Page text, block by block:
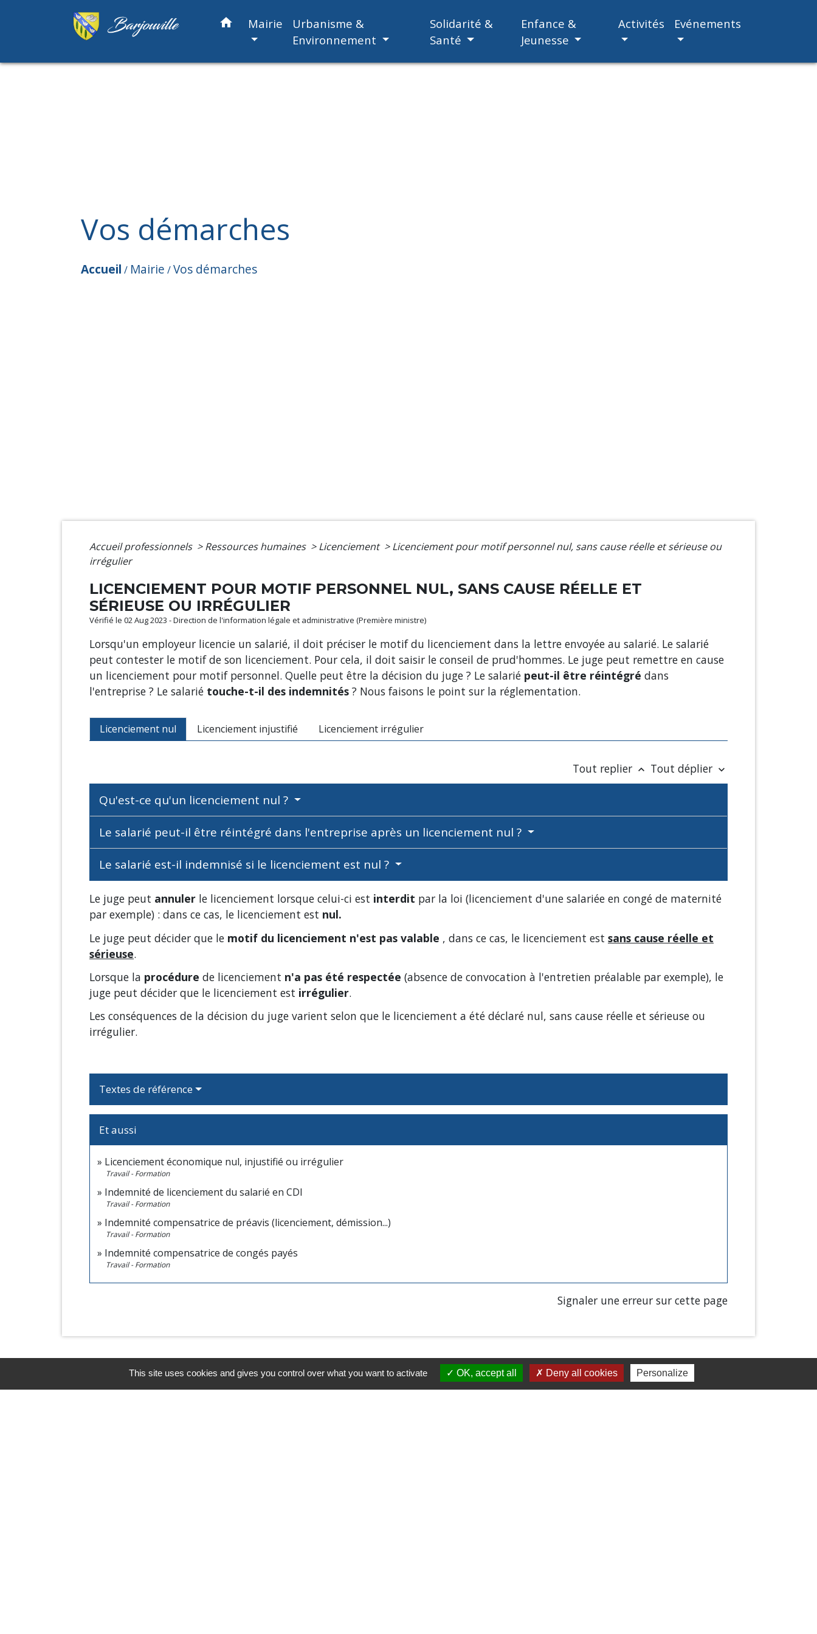
home Mairie
Urbanisme &
Environnement
Solidarité &
Santé
Enfance &
Jeunesse
Activités Evénements
Vos démarches
Accueil / Mairie /Vos démarches
Accueil professionnels > Ressources humaines > Licenciement > Licenciement pour motif personnel nul, sans cause réelle et sérieuse ou
irrégulier
LICENCIEMENT POUR MOTIF PERSONNEL NUL, SANS CAUSE RÉELLE ET
SÉRIEUSE OU IRRÉGULIER
Vérifié le 02 Aug 2023 - Direction de l'information légale et administrative (Première ministre)
Lorsqu'un employeur licencie un salarié, il doit préciser le motif du licenciement dans la lettre envoyée au salarié. Le salarié
peut contester le motif de son licenciement. Pour cela, il doit saisir le conseil de prud'hommes. Le juge peut remettre en cause
un licenciement pour motif personnel. Quelle peut être la décision du juge ? Le salarié peut-il être réintégré dans
l'entreprise ? Le salarié touche-t-il des indemnités ? Nous faisons le point sur la réglementation.
Licenciement nul Licenciement injustifié Licenciement irrégulier
Tout replier keyboard_arrow_up Tout déplier keyboard_arrow_down
Qu'est-ce qu'un licenciement nul ?
Le salarié peut-il être réintégré dans l'entreprise après un licenciement nul ?
Le salarié est-il indemnisé si le licenciement est nul ?
Le juge peut annuler le licenciement lorsque celui-ci est interdit par la loi (licenciement d'une salariée en congé de maternité
par exemple) : dans ce cas, le licenciement est nul.
Le juge peut décider que le motif du licenciement n'est pas valable , dans ce cas, le licenciement est sans cause réelle et
sérieuse.
Lorsque la procédure de licenciement n'a pas été respectée (absence de convocation à l'entretien préalable par exemple), le
juge peut décider que le licenciement est irrégulier.
Les conséquences de la décision du juge varient selon que le licenciement a été déclaré nul, sans cause réelle et sérieuse ou
irrégulier.
Textes de référence
Et aussi
Licenciement économique nul, injustifié ou irrégulier
Travail - Formation
Indemnité de licenciement du salarié en CDI
Travail - Formation
Indemnité compensatrice de préavis (licenciement, démission...)
Travail - Formation
Indemnité compensatrice de congés payés
Travail - Formation
Signaler une erreur sur cette page
This site uses cookies and gives you control over what you want to activate OK, accept all Deny all cookies Personalize